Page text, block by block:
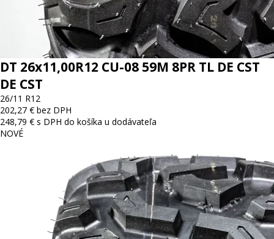
DT 26x11,00R12 CU-08 59M 8PR TL DE CST
DE CST
26/11 R12
202,27 € bez DPH
248,79 € s DPH do košíka u dodávateľa
NOVÉ